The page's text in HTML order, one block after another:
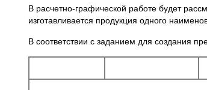
В расчетно-графической работе будет
изготавливается продукция одного
В соответствии с заданием для создания